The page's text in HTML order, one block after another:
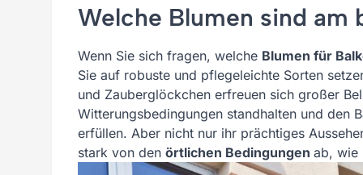
Welche Blumen sind am
Wenn Sie sich fragen, welche Blumen für
Sie auf robuste und pflegeleichte Sorten
und Zauberglöckchen erfreuen sich großer
Witterungsbedingungen standhalten und den
erfüllen. Aber nicht nur ihr prächtiges
stark von den örtlichen Bedingungen ab, wie